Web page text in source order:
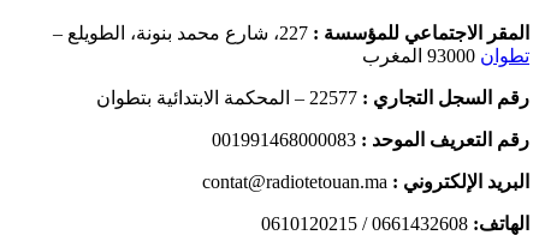
المقر الاجتماعي للمؤسسة : 227، شارع محمد بنونة، الطويلع –
تطوان
رقم السجل التجاري : 22577 – المحكمة الابتدائية بتطوان
رقم التعريف الموحد : 001991468000083
البريد الإلكتروني : contat@radiotetouan.ma
الهاتف: 0661432608 / 0610120215